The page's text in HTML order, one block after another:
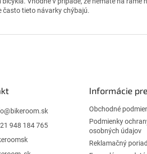
často tieto návarky chýbajú.
@bikeroom.sk
948 184 765
Informácie
Obchodné
Podmienky
osobných údajov
Reklamačný